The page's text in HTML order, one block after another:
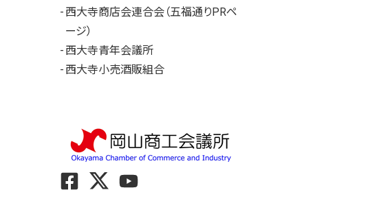
西大寺商店会連合会（五福通りPRペ
ージ）
西大寺青年会議所
西大寺小売酒販組合